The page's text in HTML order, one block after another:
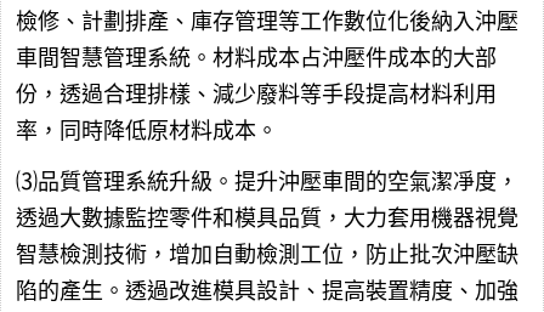
檢修、計劃排產、庫存管理等工作數位化後納入沖壓
車間智慧管理系統。材料成本占沖壓件成本的大部
份，透過合理排樣、減少廢料等手段提高材料利用
率，同時降低原材料成本。
⑶品質管理系統升級。提升沖壓車間的空氣潔凈度，
透過大數據監控零件和模具品質，大力套用機器視覺
智慧檢測技術，增加自動檢測工位，防止批次沖壓缺
陷的產生。透過改進模具設計、提高裝置精度、加強